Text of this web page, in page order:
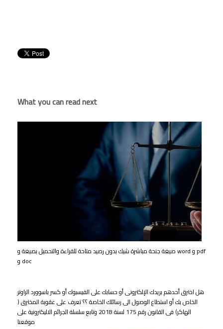
What you can read next
صيغة جنحة مباشرة شيك بدون رصيد متاحة للقراءة والتحميل بصيغة و word و pdf
و doc
هل اخترق أحدهم بريدك الإلكترونى أو حسابك على الفيسبوك أو كسر باسوورد الراوتر
الخاص بك أو استطاع الوصول الى رسائلك الخاصة ؟؟ تعرف على عقوبة المخترق (
الهاكر) فى القانون رقم 175 لسنة 2018 وتابع سلسلة الجرائم الاليكترونية على
موقعنا